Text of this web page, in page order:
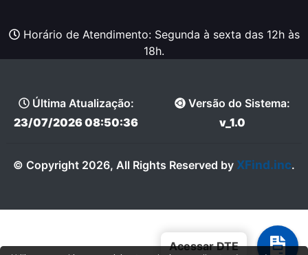
Acessar DTE
Horário de Atendimento: Segunda à sexta das 12h às
18h.
Última Atualização:
23/07/2026 08:50:36
Versão do Sistema:
v_1.0
© Copyright 2026, All Rights Reserved by XFind.inc.